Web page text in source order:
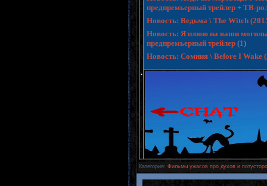
.
предпремьерный трейлер + ТВ-
Новость: Ведьма \ The Witch
Новость: Я плюю на ваши
предпремьерный трейлер (1)
Новость: Сомния \ Before I Wake
Категория: Фильмы ужасов про духов и